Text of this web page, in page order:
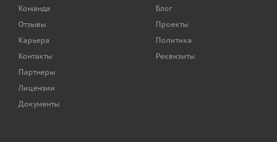
Команда
Отзывы
Карьера
Контакты
Партнеры
Лицензии
Документы
Блог
Проекты
Политика
Реквизиты